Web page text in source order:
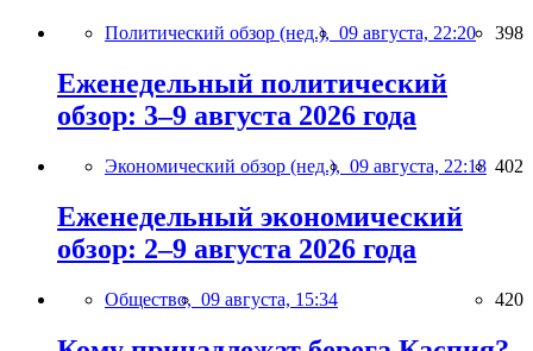
Политический обзор (нед.), 09 августа, 22:20 398
Еженедельный политический
обзор: 3–9 августа 2026 года
Экономический обзор (нед.), 09 августа, 22:18 402
Еженедельный экономический
обзор: 2–9 августа 2026 года
Общество, 09 августа, 15:34 420